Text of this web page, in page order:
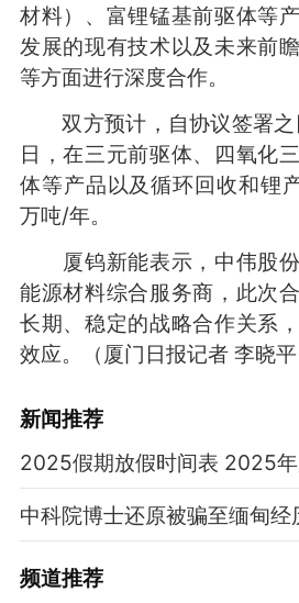
材料）、富锂锰基前驱体等
发展的现有技术以及未来前
等方面进行深度合作。
双方预计，自协议签署之
日，在三元前驱体、四氧化
体等产品以及循环回收和锂
万吨/年。
厦钨新能表示，中伟股份
能源材料综合服务商，此次
长期、稳定的战略合作关系
效应。（厦门日报记者 李晓平
新闻推荐
频道推荐